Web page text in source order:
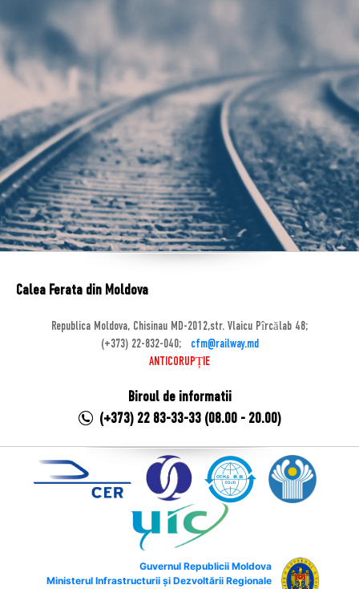
Calea Ferata din Moldova
Republica Moldova, Chisinau MD-2012,str. Vlaicu Pîrcălab 48;
(+373) 22-832-040;
cfm@railway.md
ANTICORUPȚIE
Biroul de informatii
(+373) 22 83-33-33 (08.00 - 20.00)
Guvernul Republicii Moldova
Ministerul Infrastructurii și Dezvoltării Regionale